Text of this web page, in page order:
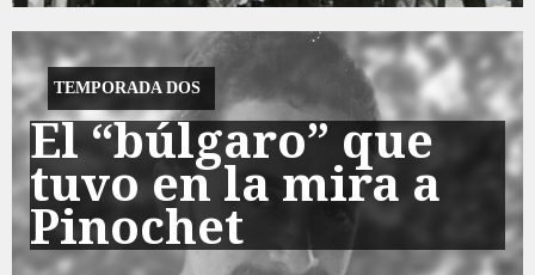
TEMPORADA DOS
El “búlgaro” que
tuvo en la mira a
Pinochet